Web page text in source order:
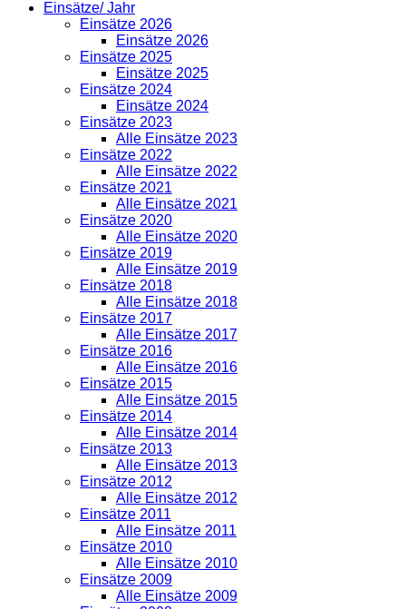
Einsätze/ Jahr
Einsätze 2026
Einsätze 2026
Einsätze 2025
Einsätze 2025
Einsätze 2024
Einsätze 2024
Einsätze 2023
Alle Einsätze 2023
Einsätze 2022
Alle Einsätze 2022
Einsätze 2021
Alle Einsätze 2021
Einsätze 2020
Alle Einsätze 2020
Einsätze 2019
Alle Einsätze 2019
Einsätze 2018
Alle Einsätze 2018
Einsätze 2017
Alle Einsätze 2017
Einsätze 2016
Alle Einsätze 2016
Einsätze 2015
Alle Einsätze 2015
Einsätze 2014
Alle Einsätze 2014
Einsätze 2013
Alle Einsätze 2013
Einsätze 2012
Alle Einsätze 2012
Einsätze 2011
Alle Einsätze 2011
Einsätze 2010
Alle Einsätze 2010
Einsätze 2009
Alle Einsätze 2009